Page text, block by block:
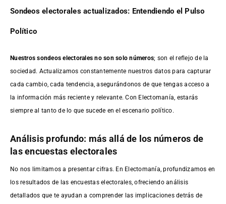
Sondeos electorales actualizados: Entendiendo el Pulso
Político
Nuestros sondeos electorales no son solo números; son el reflejo de la
sociedad. Actualizamos constantemente nuestros datos para capturar
cada cambio, cada tendencia, asegurándonos de que tengas acceso a
la información más reciente y relevante. Con Electomanía, estarás
siempre al tanto de lo que sucede en el escenario político.
Análisis profundo: más allá de los números de
las encuestas electorales
No nos limitamos a presentar cifras. En Electomanía, profundizamos en
los resultados de las encuestas electorales, ofreciendo análisis
detallados que te ayudan a comprender las implicaciones detrás de